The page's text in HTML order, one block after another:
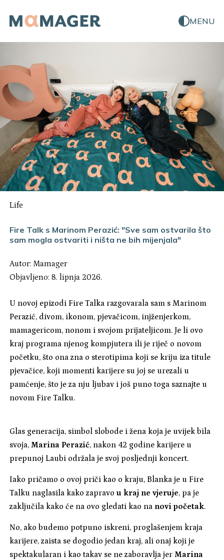
MENU
Life
Fire Talk s Marinom Perazić: "Sve sam ostvarila što
sam mogla ostvariti i ništa ne bih mijenjala"
Autor: Mamager
Objavljeno: 8. lipnja 2026.
U novoj epizodi Fire Talka razgovarala sam s Marinom
Perazić, divom, ikonom, pjevačicom, injženjerkom,
mamagericom, nonom i svojom prijateljicom. Je li ovo
kraj programa njenog kompjutera ili je riječ o novom
početku, što ona zna o sterotipima koji se kriju iza titule
pjevačice, koji momenti karijere su joj se urezali u
pamćenje, što je za nju ljubav i još puno toga saznajte u
novom Fire Talku.
Glas generacija, simbol slobode i žena koja je uvijek bila
svoja,Marina Perazić, nakon 42 godine karijere u
prepunoj Laubi održala je svoj posljednji koncert.
Iako pričamo o ovoj priči kao o kraju, Blanka je u Fire
Talku naglasila kako zapravou kraj ne vjeruje, pa je
zaključila kako će na ovo gledati kao na novi početak.
No, ako budemo potpuno iskreni, proglašenjem kraja
karijere, zaista se dogodio jedan kraj, ali onaj koji je
spektakularan i kao takav se ne zaboravlja jerMarina